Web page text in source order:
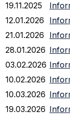
19.11.2025
12.01.2026
21.01.2026
28.01.2026
03.02.2026
10.02.2026
10.03.2026
19.03.2026